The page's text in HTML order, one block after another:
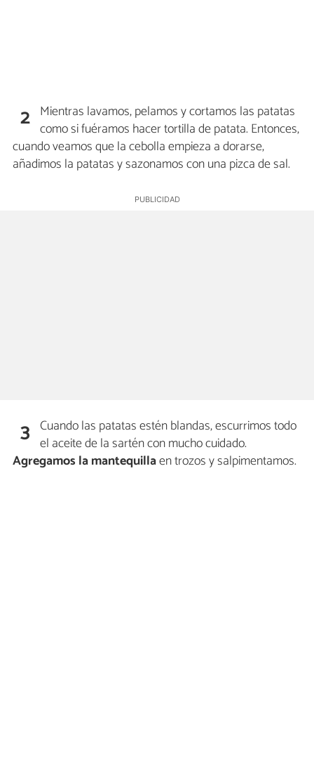
2 Mientras lavamos, pelamos y cortamos las patatas
como si fuéramos hacer tortilla de patata. Entonces,
cuando veamos que la cebolla empieza a dorarse,
añadimos la patatas y sazonamos con una pizca de sal.
3 Cuando las patatas estén blandas, escurrimos todo
el aceite de la sartén con mucho cuidado.
Agregamos la mantequillaen trozos y salpimentamos.